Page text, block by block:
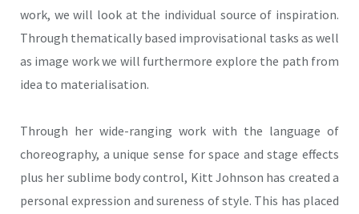
work, we will look at the individual source of inspiration.
Through thematically based improvisational tasks as well
as image work we will furthermore explore the path from
idea to materialisation.
Through her wide-ranging work with the language of
choreography, a unique sense for space and stage effects
plus her sublime body control, Kitt Johnson has created a
personal expression and sureness of style. This has placed